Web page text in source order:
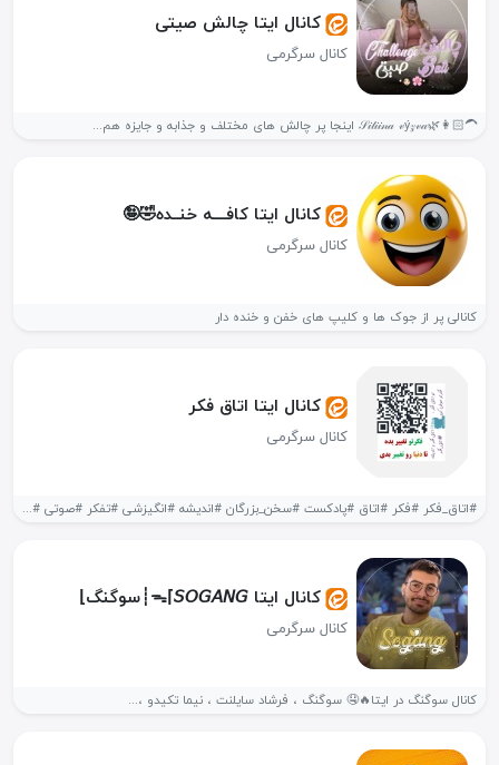
کانال ایتا چالش صیتی
کانال سرگرمی
👩🏻‍🦱🌿𝒮𝒾𝓉𝒾𝒾𝓃𝒶 𝓋ý𝓏𝓋𝒶 اینجا پر چالش های مختلف و جذابه و جایزه هم...
کانال ایتا کافــــه خنــده🤣🤪
کانال سرگرمی
کانالی پر از جوک ها و کلیپ های خفن و خنده دار
کانال ایتا اتاق فکر
کانال سرگرمی
#اتاق_فکر #فکر #اتاق #پادکست #سخن_بزرگان #اندیشه #انگیزشی #تفکر #صوتی #کتاب #کتاب_صوتی کتاب...
کانال ایتا ᯓ⌈𝘚𝘖𝘎𝘈𝘕𝘎┊سوگنگ⌋
کانال سرگرمی
کانال سوگنگ در ایتا🔥🤤 سوگنگ ، فرشاد سایلنت ، نیما تکیدو ،...